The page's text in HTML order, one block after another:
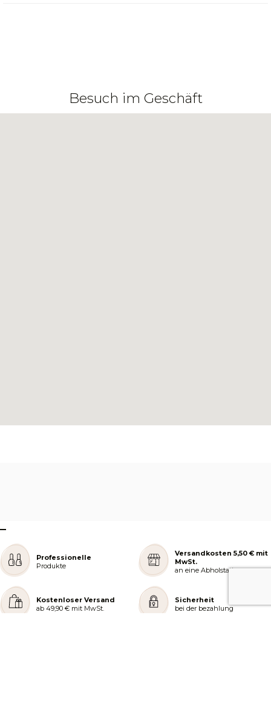
Besuch im Geschäft
–
Professionelle
Produkte
Versandkosten 5,50 € mit
MwSt.
an eine Abholstation
Kostenloser Versand
ab 49,90 € mit MwSt.
Sicherheit
bei der bezahlung